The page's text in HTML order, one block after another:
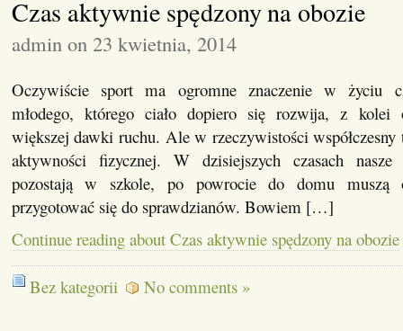
Czas aktywnie spędzony na obozie
admin on 23 kwietnia, 2014
Oczywiście sport ma ogromne znaczenie w życiu
młodego, którego ciało dopiero się rozwija, z kolei
większej dawki ruchu. Ale w rzeczywistości
aktywności fizycznej. W dzisiejszych czasach
pozostają w szkole, po powrocie do domu muszą
przygotować się do sprawdzianów. Bowiem […]
Continue reading about Czas aktywnie spędzony na obozie
Bez kategorii No comments »